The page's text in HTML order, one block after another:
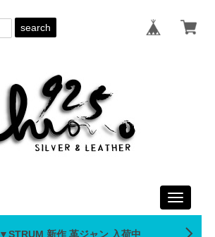
search
Toggle
▼STRUM 新作 革ジャン 入荷中